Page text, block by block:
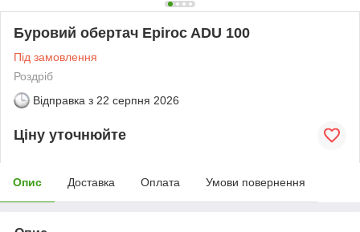
Буровий обертач Epiroc ADU 100
Під замовлення
Роздріб
Відправка з 22 серпня 2026
Ціну уточнюйте
Опис Доставка Оплата Умови повернення